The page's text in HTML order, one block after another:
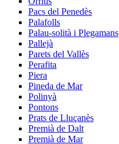
Pacs del Penedès
Palafolls
Palau-solità i Plegamans
Pallejà
Parets del Vallès
Perafita
Piera
Pineda de Mar
Polinyà
Pontons
Prats de Lluçanès
Premià de Dalt
Premià de Mar